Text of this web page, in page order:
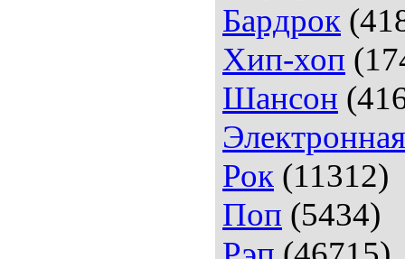
Бардрок
Хип-хоп
Шансон
Электронная
Рок (11312)
Поп (5434)